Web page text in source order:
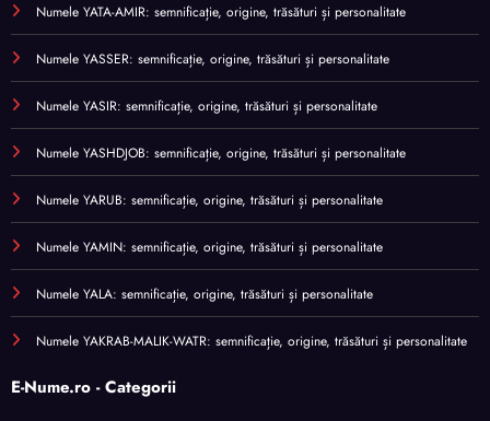
Numele YATA-AMIR: semnificație, origine, trăsături și personalitate
Numele YASSER: semnificație, origine, trăsături și personalitate
Numele YASIR: semnificație, origine, trăsături și personalitate
Numele YASHDJOB: semnificație, origine, trăsături și personalitate
Numele YARUB: semnificație, origine, trăsături și personalitate
Numele YAMIN: semnificație, origine, trăsături și personalitate
Numele YALA: semnificație, origine, trăsături și personalitate
Numele YAKRAB-MALIK-WATR: semnificație, origine, trăsături și personalitate
E-Nume.ro - Categorii